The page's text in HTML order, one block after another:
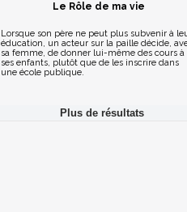
Le Rôle de ma vie
Lorsque son père ne peut plus subvenir à
éducation, un acteur sur la paille décide,
sa femme, de donner lui-même des cours à
ses enfants, plutôt que de les inscrire dans
une école publique.